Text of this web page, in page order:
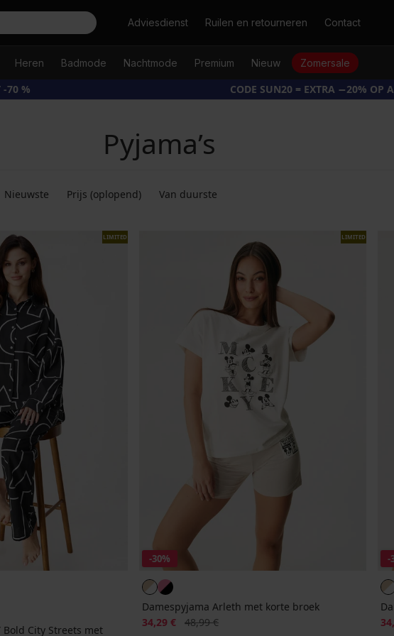
ZoekenAdviesdienst Ruilen en retourneren Contact
Heren Badmode Nachtmode Premium Nieuw Zomersale
-70 % CODE SUN20 = EXTRA −20% OP
Pyjama’s
Nieuwste Prijs (oplopend) Van duurste
LIMITED
Bold City Streets met
LIMITED
-30%
Damespyjama Arleth met korte broek
Korting
34,29 € Oorspronkelijke prijs
48,99 €
-